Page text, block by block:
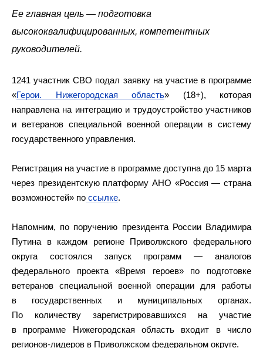
Ее главная цель — подготовка
высококвалифицированных, компетентных
руководителей.
1241 участник СВО подал заявку на участие в программе
«Герои. Нижегородская область» (18+), которая
направлена на интеграцию и трудоустройство участников
и ветеранов специальной военной операции в систему
государственного управления.
Регистрация на участие в программе доступна до 15 марта
через президентскую платформу АНО «Россия — страна
возможностей» по ссылке.
Напомним, по поручению президента России Владимира
Путина в каждом регионе Приволжского федерального
округа состоялся запуск программ — аналогов
федерального проекта «Время героев» по подготовке
ветеранов специальной военной операции для работы
в государственных и муниципальных органах.
По количеству зарегистрировавшихся на участие
в программе Нижегородская область входит в число
регионов-лидеров в Приволжском федеральном округе.